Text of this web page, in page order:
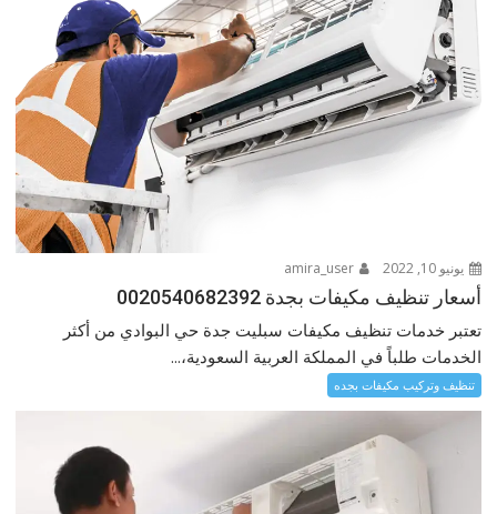
يونيو 10, 2022 amira_user
أسعار تنظيف مكيفات بجدة 0020540682392
تعتبر خدمات تنظيف مكيفات سبليت جدة حي البوادي من أكثر
الخدمات طلباً في المملكة العربية السعودية،...
تنظيف وتركيب مكيفات بجده